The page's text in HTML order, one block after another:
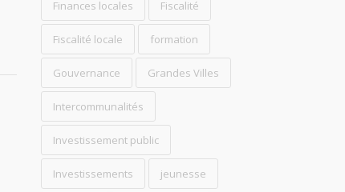
Finances locales Fiscalité
Fiscalité locale formation
Gouvernance Grandes Villes
Intercommunalités
Investissement public
Investissements jeunesse